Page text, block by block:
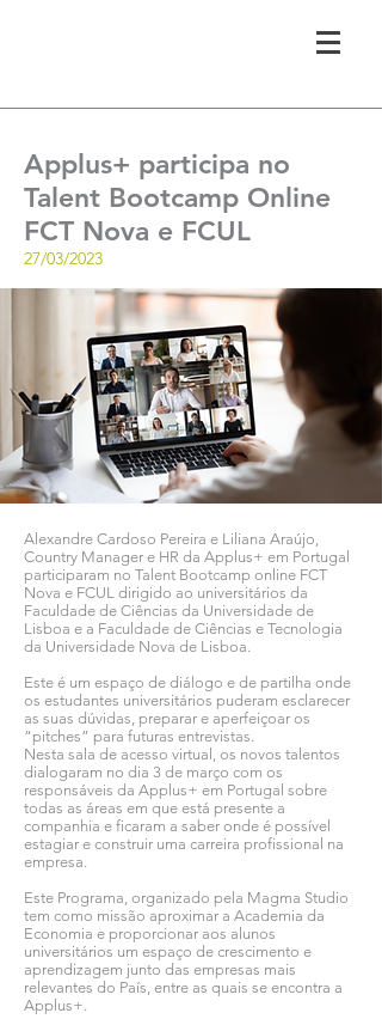
Applus+ participa no
Talent Bootcamp Online
FCT Nova e FCUL
27/03/2023
Alexandre Cardoso Pereira e Liliana Araújo,
Country Manager e HR da Applus+ em Portugal
participaram no Talent Bootcamp online FCT
Nova e FCUL dirigido ao universitários da
Faculdade de Ciências da Universidade de
Lisboa e a Faculdade de Ciências e Tecnologia
da Universidade Nova de Lisboa.
Este é um espaço de diálogo e de partilha onde
os estudantes universitários puderam esclarecer
as suas dúvidas, preparar e aperfeiçoar os
“pitches” para futuras entrevistas.
Nesta sala de acesso virtual, os novos talentos
dialogaram no dia 3 de março com os
responsáveis da Applus+ em Portugal sobre
todas as áreas em que está presente a
companhia e ficaram a saber onde é possível
estagiar e construir uma carreira profissional na
empresa.
Este Programa, organizado pela Magma Studio
tem como missão aproximar a Academia da
Economia e proporcionar aos alunos
universitários um espaço de crescimento e
aprendizagem junto das empresas mais
relevantes do País, entre as quais se encontra a
Applus+.